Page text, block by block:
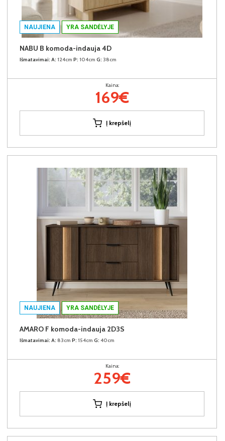
NAUJIENA YRA SANDĖLYJE
NABU B komoda-indauja 4D
Išmatavimai: A: 124cm P: 104cm G: 38cm
Kaina:
169€
Į krepšelį
NAUJIENA YRA SANDĖLYJE
AMARO F komoda-indauja 2D3S
Išmatavimai: A: 83cm P: 154cm G: 40cm
Kaina:
259€
Į krepšelį